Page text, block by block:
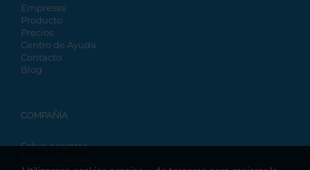
Empresas
Producto
Precios
Centro de Ayuda
Contacto
Blog
COMPAÑÍA
Sobre nosotros